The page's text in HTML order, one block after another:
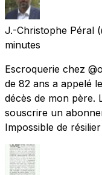
J.-Christophe Péral
minutes
Escroquerie chez
de 82 ans a appelé
décès de mon père.
souscrire un
Impossible de